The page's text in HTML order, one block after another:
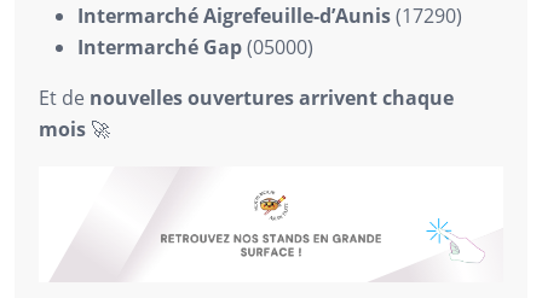
Intermarché Aigrefeuille-d’Aunis(17290)
Intermarché Gap(05000)
Et de nouvelles ouvertures arrivent chaque
mois 🚀